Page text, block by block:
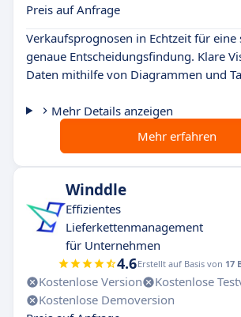
Preis auf Anfrage
Verkaufsprognosen in Echtzeit für eine
genaue Entscheidungsfindung. Klare
Daten mithilfe von Diagrammen und
Mehr Details anzeigen
Mehr erfahren
Winddle
Effizientes
Lieferkettenmanagement
für Unternehmen
4.6Erstellt auf Basis von 17
Kostenlose Version
Kostenlose
Kostenlose Demoversion